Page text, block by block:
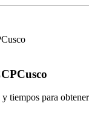
tiempos para